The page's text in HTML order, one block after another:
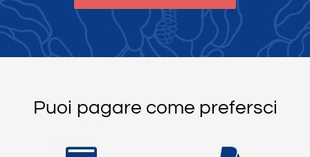
Puoi pagare come prefersci